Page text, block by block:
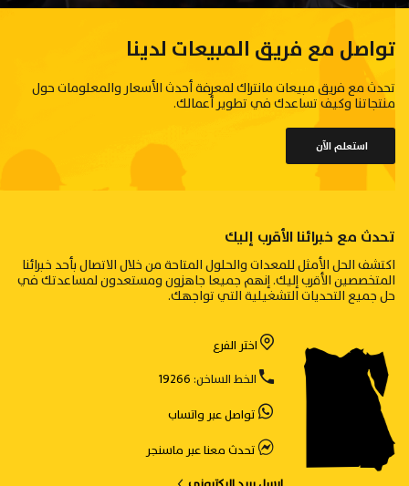
تواصل مع فريق المبيعات لدينا
تحدث مع فريق مبيعات مانتراك لمعرفة أحدث الأسعار والمعلومات حول
منتجاتنا وكيف تساعدك في تطوير أعمالك.
استعلم الآن
تحدث مع خبرائنا الأقرب إليك
اكتشف الحل الأمثل للمعدات والحلول المتاحة من خلال الاتصال بأحد خبرائنا
المتخصصين الأقرب إليك. إنهم جميعا جاهزون ومستعدون لمساعدتك في
حل جميع التحديات التشغيلية التي تواجهك.
اختر الفرع
الخط الساخن: 19266
تواصل عبر واتساب
تحدث معنا عبر ماسنجر